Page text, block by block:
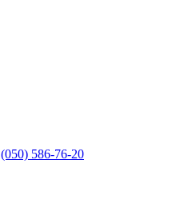
(050) 586-76-20